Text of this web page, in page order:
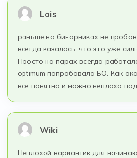
Lois
раньше на бинарниках не
всегда казалось, что это уже
Просто на парах всегда
optimum попробовала БО. Как
все понятно и можно неплохо
Wiki
Неплохой вариантик для